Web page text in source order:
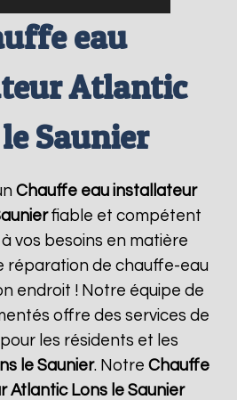
eau
Atlantic
Saunier
Chauffe eau installateur
fiable et compétent
vos besoins en matière
réparation de chauffe-eau
endroit ! Notre équipe de
offre des services de
les résidents et les
le Saunier. Notre Chauffe
Atlantic Lons le Saunier